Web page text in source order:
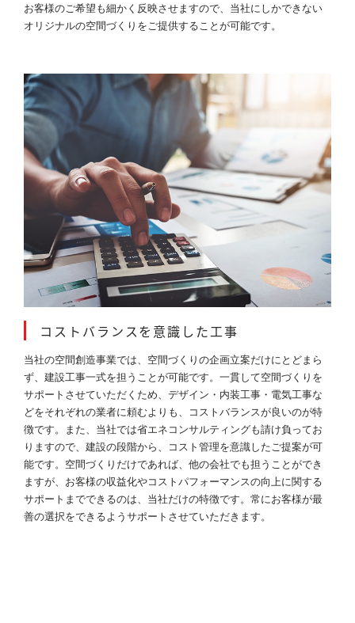
お客様のご希望も細かく反映させますので、当社にしかできない
オリジナルの空間づくりをご提供することが可能です。
コストバランスを意識した工事
当社の空間創造事業では、空間づくりの企画立案だけにとどまら
ず、建設工事一式を担うことが可能です。一貫して空間づくりを
サポートさせていただくため、デザイン・内装工事・電気工事な
どをそれぞれの業者に頼むよりも、コストバランスが良いのが特
徴です。また、当社では省エネコンサルティングも請け負ってお
りますので、建設の段階から、コスト管理を意識したご提案が可
能です。空間づくりだけであれば、他の会社でも担うことができ
ますが、お客様の収益化やコストパフォーマンスの向上に関する
サポートまでできるのは、当社だけの特徴です。常にお客様が最
善の選択をできるようサポートさせていただきます。